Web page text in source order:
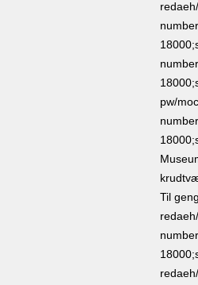
pw/
Til